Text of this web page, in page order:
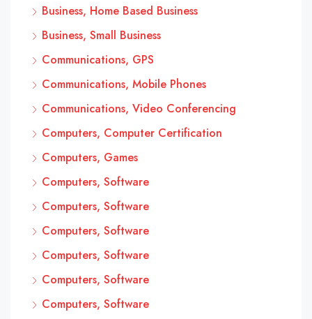
Business, Home Based Business
Business, Small Business
Communications, GPS
Communications, Mobile Phones
Communications, Video Conferencing
Computers, Computer Certification
Computers, Games
Computers, Software
Computers, Software
Computers, Software
Computers, Software
Computers, Software
Computers, Software